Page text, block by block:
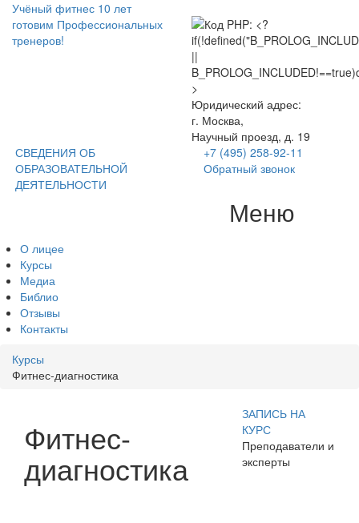
Учёный фитнес 10 лет
готовим Профессиональных
тренеров!
Юридический адрес:
г. Москва,
Научный проезд, д. 19
СВЕДЕНИЯ ОБ
ОБРАЗОВАТЕЛЬНОЙ
ДЕЯТЕЛЬНОСТИ
+7 (495) 258-92-11
Обратный звонок
Меню
О лицее
Курсы
Медиа
Библио
Отзывы
Контакты
Курсы
Фитнес-диагностика
Фитнес-
диагностика
ЗАПИСЬ НА
КУРС
Преподаватели и
эксперты